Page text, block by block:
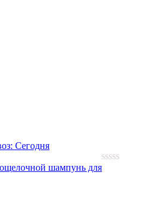
Сегодня
0
шампунь для